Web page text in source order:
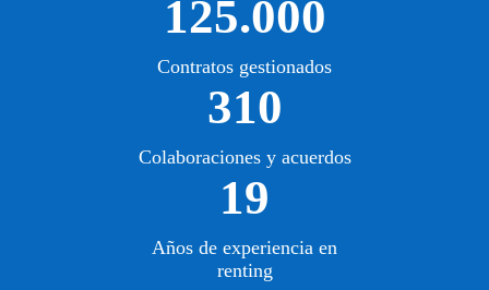
125.000
Contratos gestionados
310
Colaboraciones y acuerdos
19
Años de experiencia en
renting